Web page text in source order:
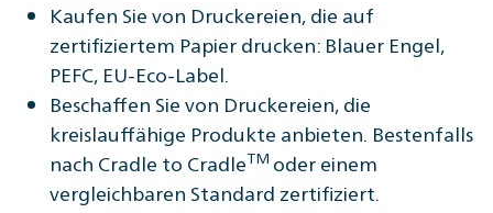
Kaufen Sie von Druckereien, die auf
zertifiziertem Papier drucken: Blauer Engel,
PEFC, EU-Eco-Label.
Beschaffen Sie von Druckereien, die
kreislauffähige Produkte anbieten. Bestenfalls
nach Cradle to CradleTM oder einem
vergleichbaren Standard zertifiziert.